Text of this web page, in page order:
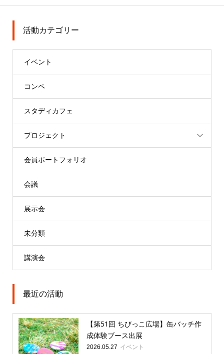
活動カテゴリー
イベント
コンペ
スタディカフェ
プロジェクト
会員ポートフォリオ
会議
展示会
未分類
講演会
最近の活動
【第51回 ちびっこ広場】缶バッチ作
成体験ブース出展
2026.05.27 イベント